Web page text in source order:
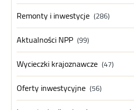
Remonty i inwestycje (286)
Aktualności NPP (99)
Wycieczki krajoznawcze (47)
Oferty inwestycyjne (56)